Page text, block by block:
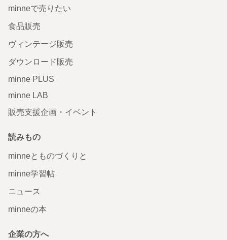
minneで売りたい
食品販売
ヴィンテージ販売
ダウンロード販売
minne PLUS
minne LAB
販売支援企画・イベント
読みもの
minneとものづくりと
minne学習帖
ニュース
minneの本
企業の方へ